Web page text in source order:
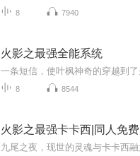
8 7940
火影之最强全能系统
8 8544
火影之最强卡卡西|同人免费